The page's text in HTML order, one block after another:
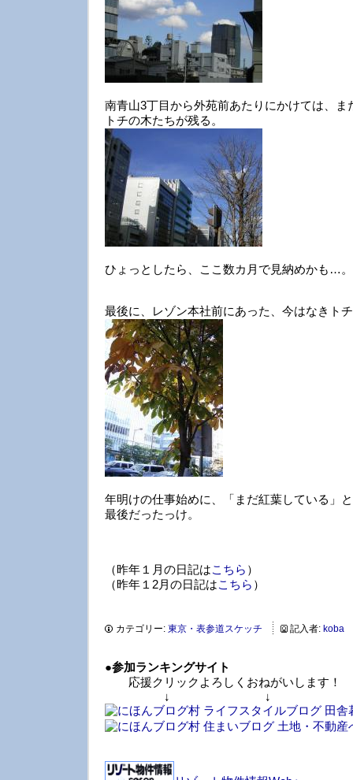
南青山3丁目から外苑前あたりにかけては、ま
トチの木たちが残る。
ひょっとしたら、ここ数カ月で見納めかも…。
最後に、レゾン本社前にあった、今はなきト
年明けの仕事始めに、「まだ紅葉している」
最後だったっけ。
（昨年１月の日記はこちら ）
（昨年１2月の日記はこちら ）
カテゴリー: 東京・表参道スケッチ 記入者: koba
●参加ランキングサイト
応援クリックよろしくおねがいします！
↓ ↓